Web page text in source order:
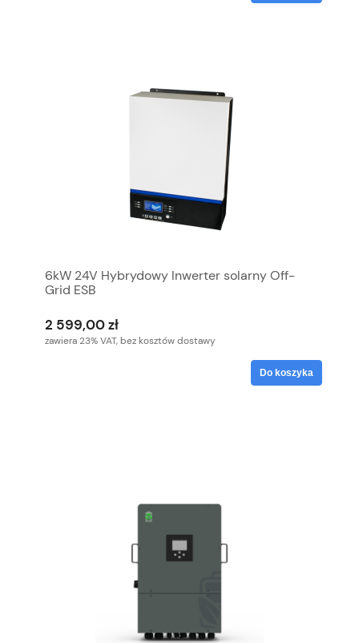
6kW 24V Hybrydowy Inwerter solarny Off-
Grid ESB
2 599,00 zł
zawiera 23% VAT, bez kosztów dostawy
Do koszyka